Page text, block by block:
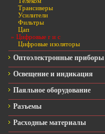
Трансиверы
Усилители
Фильтры
Цап
» Цифровые r и c
Цифровые изоляторы
Оптоэлектронные приборы
Освещение и индикация
Паяльное оборудование
Разъемы
Расходные материалы